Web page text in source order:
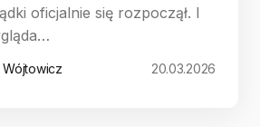
oficjalnie się rozpoczął. I
20.03.2026